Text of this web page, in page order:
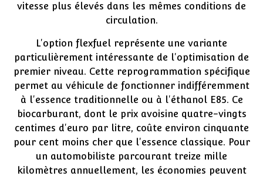
vitesse plus élevés dans les mêmes conditions de
circulation.
L'option flexfuel représente une variante
particulièrement intéressante de l'optimisation de
premier niveau. Cette reprogrammation spécifique
permet au véhicule de fonctionner indifféremment
à l'essence traditionnelle ou à l'éthanol E85. Ce
biocarburant, dont le prix avoisine quatre-vingts
centimes d'euro par litre, coûte environ cinquante
pour cent moins cher que l'essence classique. Pour
un automobiliste parcourant treize mille
kilomètres annuellement, les économies peuvent